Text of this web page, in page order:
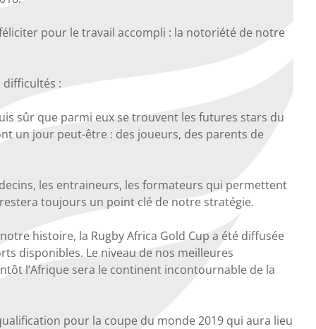
pour le travail accompli : la notoriété de notre
difficultés :
sûr que parmi eux se trouvent les futures stars du
un jour peut-être : des joueurs, des parents de
les entraineurs, les formateurs qui permettent
toujours un point clé de notre stratégie.
histoire, la Rugby Africa Gold Cup a été diffusée
disponibles. Le niveau de nos meilleures
l’Afrique sera le continent incontournable de la
pour la coupe du monde 2019 qui aura lieu